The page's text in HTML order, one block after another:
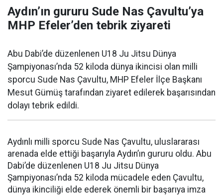
Aydın’ın gururu Sude Nas Çavultu’ya
MHP Efeler’den tebrik ziyareti
Abu Dabi’de düzenlenen U18 Ju Jitsu Dünya
Şampiyonası’nda 52 kiloda dünya ikincisi olan milli
sporcu Sude Nas Çavultu, MHP Efeler İlçe Başkanı
Mesut Gümüş tarafından ziyaret edilerek başarısından
dolayı tebrik edildi.
Aydınlı milli sporcu Sude Nas Çavultu, uluslararası
arenada elde ettiği başarıyla Aydın’ın gururu oldu. Abu
Dabi’de düzenlenen U18 Ju Jitsu Dünya
Şampiyonası’nda 52 kiloda mücadele eden Çavultu,
dünya ikinciliği elde ederek önemli bir başarıya imza